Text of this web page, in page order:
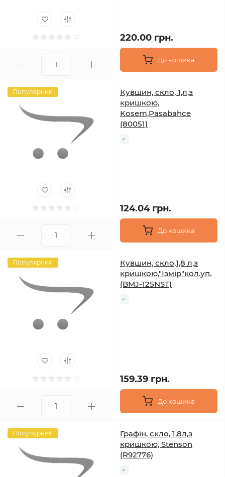
220.00 грн.
До кошика
Популярний
Кувшин, скло, 1,л,з
кришкою,
Kosem,Pasabahce
(80051)
124.04 грн.
До кошика
Популярний
Кувшин, скло,1,8 л,з
кришкою,"Ізмір"кол.уп.
(BMJ-125NST)
159.39 грн.
До кошика
Популярний
Графін, скло, 1,8л,з
кришкою, Stenson
(R92776)